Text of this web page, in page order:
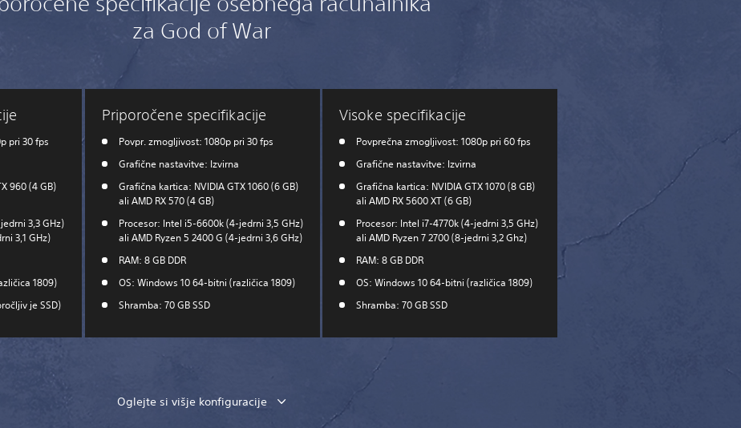
za God of War
pri 30 fps
960 (4 GB)
3,3 GHz)
3,1 GHz)
1809)
je SSD)
Priporočene specifikacije
Povpr. zmogljivost: 1080p pri 30 fps
Grafične nastavitve: Izvirna
Grafična kartica: NVIDIA GTX 1060 (6 GB)
ali AMD RX 570 (4 GB)
Procesor: Intel i5-6600k (4-jedrni 3,5 GHz)
ali AMD Ryzen 5 2400 G (4-jedrni 3,6 GHz)
RAM: 8 GB DDR
OS: Windows 10 64-bitni (različica 1809)
Shramba: 70 GB SSD
Visoke specifikacije
Povprečna zmogljivost: 1080p pri 60 fps
Grafične nastavitve: Izvirna
Grafična kartica: NVIDIA GTX 1070 (8 GB)
ali AMD RX 5600 XT (6 GB)
Procesor: Intel i7-4770k (4-jedrni 3,5 GHz)
ali AMD Ryzen 7 2700 (8-jedrni 3,2 Ghz)
RAM: 8 GB DDR
OS: Windows 10 64-bitni (različica 1809)
Shramba: 70 GB SSD
Oglejte si višje konfiguracije